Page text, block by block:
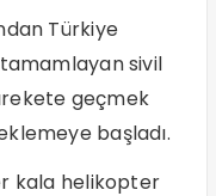
Türkiye
tamamlayan sivil
geçmek
başladı.
kala helikopter